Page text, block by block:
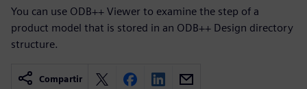
You can use ODB++ Viewer to examine the step of a
product model that is stored in an ODB++ Design directory
structure.
Compartir